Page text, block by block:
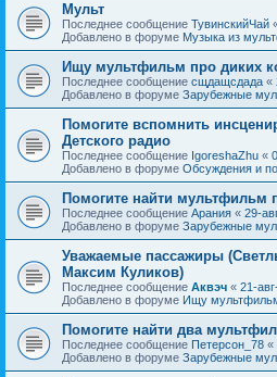
Мульт
Последнее сообщение ТувинскийЧай
Добавлено в форуме Музыка из
Ищу мультфильм про диких
Последнее сообщение сщдащсдада «
Добавлено в форуме Зарубежные
Помогите вспомнить
Детского радио
Последнее сообщение IgoreshaZhu «
Добавлено в форуме Обсуждения и
Помогите найти мультфильм
Последнее сообщение Арания « 29-
Добавлено в форуме Зарубежные
Уважаемые пассажиры
Максим Куликов)
Последнее сообщение Аквэч « 21-
Добавлено в форуме Ищу
Помогите найти два
Последнее сообщение Петерсон_78 «
Добавлено в форуме Зарубежные